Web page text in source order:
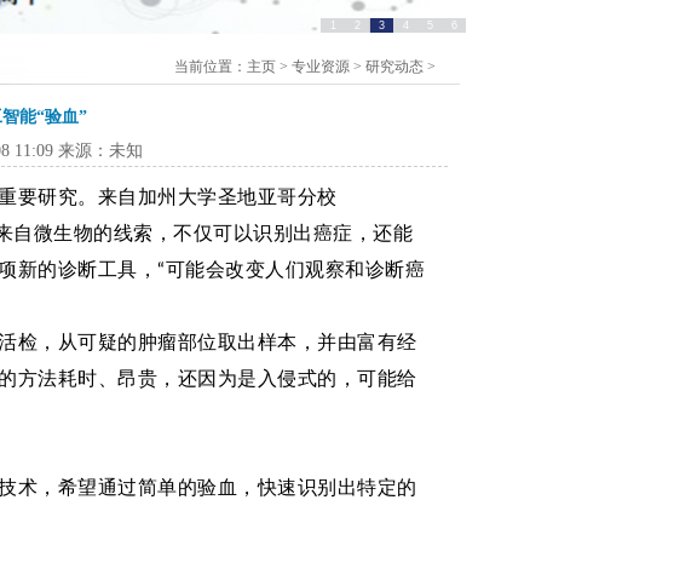
1 2 3 4 5 6
当前位置： 主页 > 专业资源 > 研究动态 >
能“验血”
11:09 来源：未知
要研究。来自加州大学圣地亚哥分校
自微生物的线索，不仅可以识别出癌症，还能
新的诊断工具，“ 可能会改变人们观察和诊断癌
检，从可疑的肿瘤部位取出样本，并由富有经
方法耗时、昂贵，还因为是入侵式的，可能给
术，希望通过简单的验血，快速识别出特定的